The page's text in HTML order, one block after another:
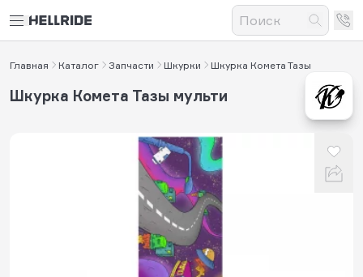
Главная Каталог Запчасти Шкурки Шкурка Комета Тазы
Шкурка Комета Тазы мульти